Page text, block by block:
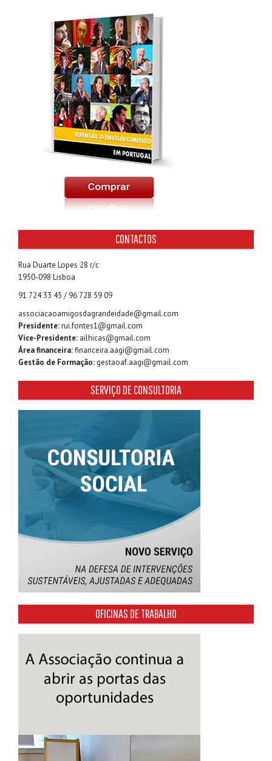
CONTACTOS
Rua Duarte Lopes 28 r/c
1950-098 Lisboa
91 724 33 45 / 96 728 59 09
associacaoamigosdagrandeidade@gmail.com
Presidente:rui.fontes1@gmail.com
Vice-Presidente: ailhicas@gmail.com
Área financeira:financeira.aagi@gmail.com
Gestão de Formação: gestaoaf.aagi@gmail.com
SERVIÇO DE CONSULTORIA
OFICINAS DE TRABALHO